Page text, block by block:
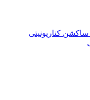
کناریونیتی